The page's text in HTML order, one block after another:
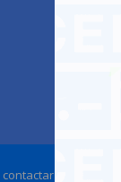
contactar